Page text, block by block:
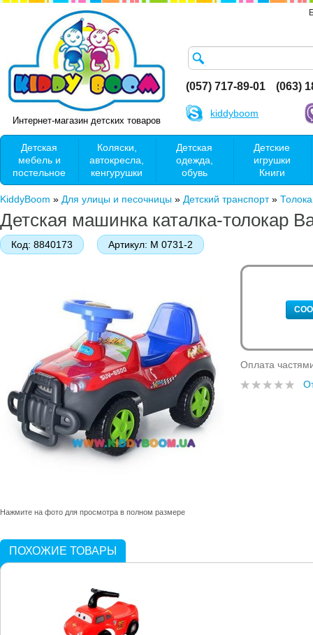
Интернет-магазин детских товаров
(057) 717-89-01 (063)
kiddyboom
Детская
мебель и
постельное
Коляски,
автокресла,
кенгурушки
Детская
одежда,
обувь
Детские
игрушки
Книги
KiddyBoom » Для улицы и песочницы » Детский транспорт »
Детская машинка каталка-толокар
Код: 8840173 Артикул: M 0731-2
Нажмите на фото для просмотра в полном размере
Оплата
ПОХОЖИЕ ТОВАРЫ